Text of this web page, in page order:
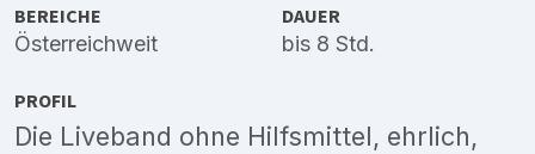
BEREICHE
Österreichweit
DAUER
bis 8 Std.
PROFIL
Die Liveband ohne Hilfsmittel, ehrlich,